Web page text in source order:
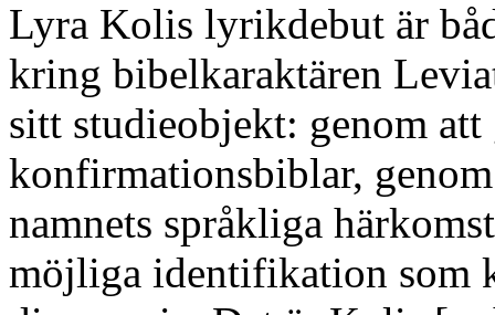
Lyra Kolis lyrikdebut är
kring bibelkaraktären
sitt studieobjekt: genom
konfirmationsbiblar,
namnets språkliga
möjliga identifikation som